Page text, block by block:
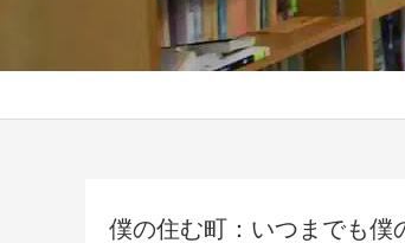
僕の住む町：いつまでも僕